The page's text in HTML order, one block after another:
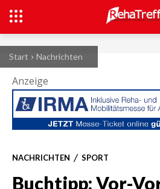
Start Nachrichten
Anzeige
NACHRICHTEN SPORT
Buchtipp: Vor-